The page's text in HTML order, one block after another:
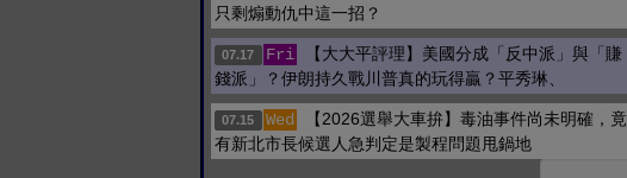
只剩煽動仇中這一招？
07.17 Fri
【大大平評理】美國分成「反中派」與「賺
錢派」？伊朗持久戰川普真的玩得贏？平秀琳、
07.15 Wed
【2026選舉大車拚】毒油事件尚未明確，竟
有新北市長候選人急判定是製程問題甩鍋地